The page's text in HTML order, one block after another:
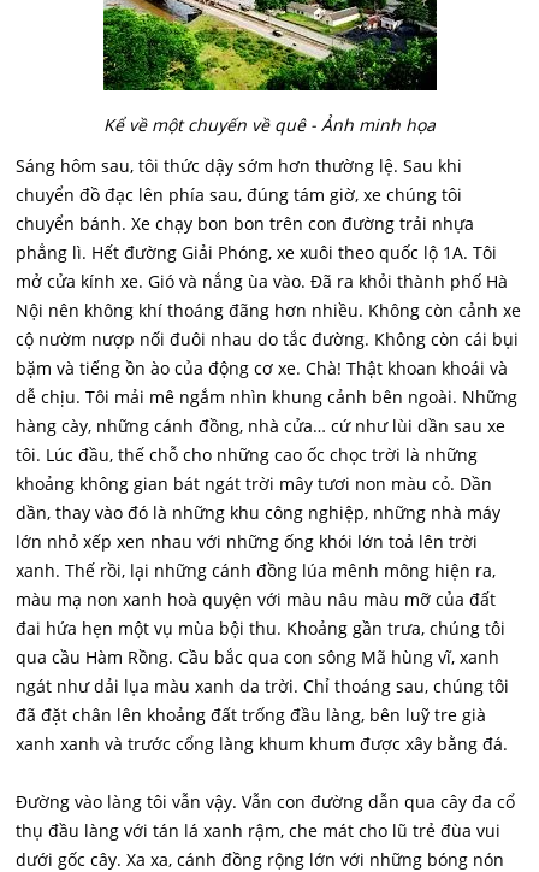
Kể về một chuyến về quê - Ảnh minh họa
Sáng hôm sau, tôi thức dậy sớm hơn thường lệ. Sau khi
chuyển đồ đạc lên phía sau, đúng tám giờ, xe chúng tôi
chuyển bánh. Xe chạy bon bon trên con đường trải nhựa
phẳng lì. Hết đường Giải Phóng, xe xuôi theo quốc lộ 1A. Tôi
mở cửa kính xe. Gió và nắng ùa vào. Đã ra khỏi thành phố Hà
Nội nên không khí thoáng đãng hơn nhiều. Không còn cảnh xe
cộ nườm nượp nối đuôi nhau do tắc đường. Không còn cái bụi
bặm và tiếng ồn ào của động cơ xe. Chà! Thật khoan khoái và
dễ chịu. Tôi mải mê ngắm nhìn khung cảnh bên ngoài. Những
hàng cày, những cánh đồng, nhà cửa… cứ như lùi dần sau xe
tôi. Lúc đầu, thế chỗ cho những cao ốc chọc trời là những
khoảng không gian bát ngát trời mây tươi non màu cỏ. Dần
dần, thay vào đó là những khu công nghiệp, những nhà máy
lớn nhỏ xếp xen nhau với những ống khói lớn toả lên trời
xanh. Thế rồi, lại những cánh đồng lúa mênh mông hiện ra,
màu mạ non xanh hoà quyện với màu nâu màu mỡ của đất
đai hứa hẹn một vụ mùa bội thu. Khoảng gần trưa, chúng tôi
qua cầu Hàm Rồng. Cầu bắc qua con sông Mã hùng vĩ, xanh
ngát như dải lụa màu xanh da trời. Chỉ thoáng sau, chúng tôi
đã đặt chân lên khoảng đất trống đầu làng, bên luỹ tre già
xanh xanh và trước cổng làng khum khum được xây bằng đá.
Đường vào làng tôi vẫn vậy. Vẫn con đường dẫn qua cây đa cổ
thụ đầu làng với tán lá xanh rậm, che mát cho lũ trẻ đùa vui
dưới gốc cây. Xa xa, cánh đồng rộng lớn với những bóng nón